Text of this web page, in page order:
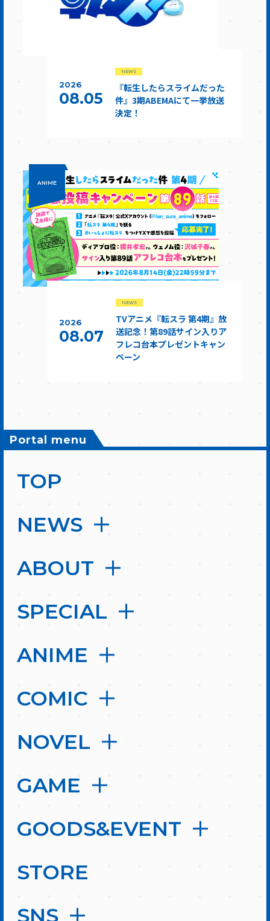
2026
08.05
NEWS
『転生したらスライムだった
件』3期ABEMAにて一挙放送
決定！
ANIME
2026
08.07
NEWS
TVアニメ『転スラ 第4期』放
送記念！第89話サイン入りア
フレコ台本プレゼントキャン
ペーン
Portal menu
TOP
NEWS
ABOUT
SPECIAL
ANIME
COMIC
NOVEL
GAME
GOODS&EVENT
STORE
SNS